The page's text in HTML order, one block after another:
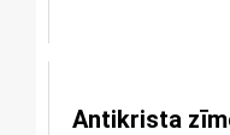
Antikrista